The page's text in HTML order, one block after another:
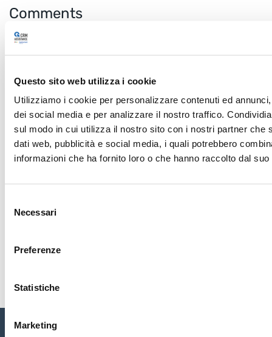
Questo sito web utilizza i cookie
Utilizziamo i cookie per personalizzare contenuti ed
dei social media e per analizzare il nostro traffico.
sul modo in cui utilizza il nostro sito con i nostri partner che
dati web, pubblicità e social media, i quali potrebbero
informazioni che ha fornito loro o che hanno raccolto dal
delNecessari
Preferenze
Statistiche
Marketing
Comments
Be the first to comment.
Comment